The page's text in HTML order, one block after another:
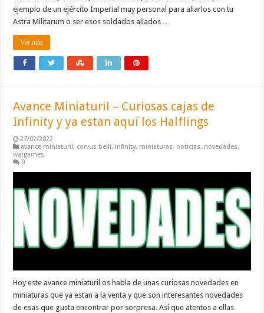
ejemplo de un ejército Imperial muy personal para aliarlos con tu
Astra Militarum o ser esos soldados aliados …
Ver más
Avance Miniaturil – Curiosas cajas de
Infinity y ya estan aquí los Halflings
27/02/2022
avance miniaturil, corvus belli, infinity, miniaturas, noticias, novedades,
wargames
0
Hoy este avance miniaturil os habla de unas curiosas novedades en
miniaturas que ya estan a la venta y que son interesantes novedades
de esas que gusta encontrar por sorpresa. Así que atentos a ellas